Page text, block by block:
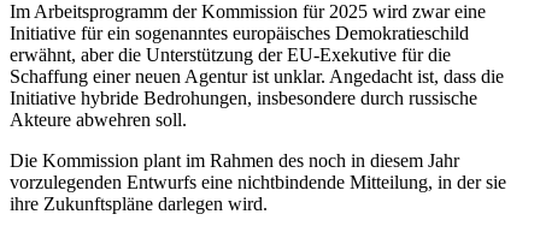
Im Arbeitsprogramm der Kommission für 2025 wird zwar eine
Initiative für ein sogenanntes europäisches Demokratieschild
erwähnt, aber die Unterstützung der EU-Exekutive für die
Schaffung einer neuen Agentur ist unklar. Angedacht ist, dass die
Initiative hybride Bedrohungen, insbesondere durch russische
Akteure abwehren soll.
Die Kommission plant im Rahmen des noch in diesem Jahr
vorzulegenden Entwurfs eine nichtbindende Mitteilung, in der sie
ihre Zukunftspläne darlegen wird.